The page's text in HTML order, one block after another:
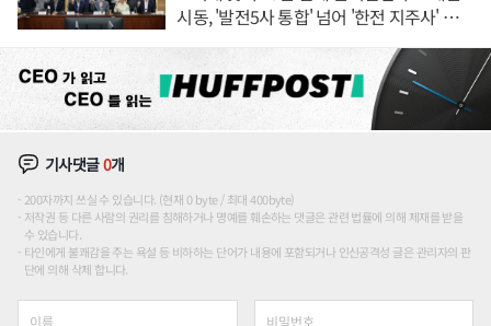
시동, '발전5사 통합' 넘어 '한전 지주사' 재편
기사댓글0개
200자까지 쓰실 수 있습니다. (현재 0 byte / 최대 400byte)
저작권 등 다른 사람의 권리를 침해하거나 명예를 훼손하는 댓글은 관련 법률에 의해 제재를 받을
수 있습니다.
타인에게 불쾌감을 주는 욕설 등 비하하는 단어가 내용에 포함되거나 인신공격성 글은 관리자의 판
단에 의해 삭제 합니다.